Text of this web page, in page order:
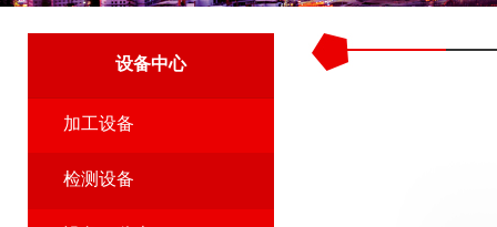
设备中心
加工设备
检测设备